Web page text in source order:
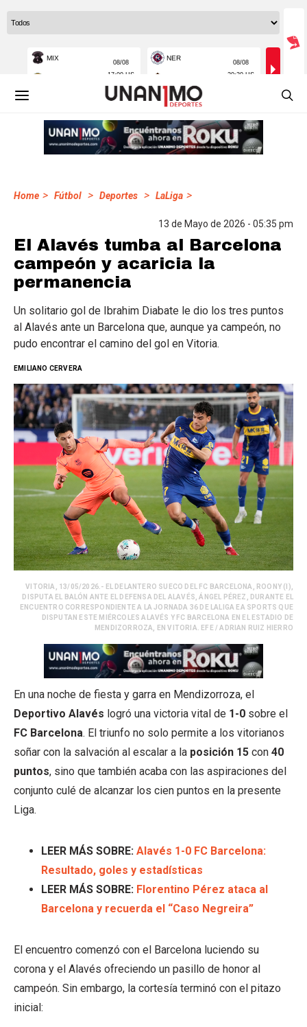
Home > Fútbol > Deportes > LaLiga >
13 de Mayo de 2026 - 05:35 pm
El Alavés tumba al Barcelona
campeón y acaricia la
permanencia
Un solitario gol de Ibrahim Diabate le dio los tres puntos
al Alavés ante un Barcelona que, aunque ya campeón, no
pudo encontrar el camino del gol en Vitoria.
EMILIANO CERVERA
VITORIA, 13/05/2026.- EL DELANTERO SUECO DEL FC BARCELONA, ROONY (I),
DISPUTA EL BALÓN ANTE EL DEFENSA DEL ALAVÉS, ÁNGEL PÉREZ, DURANTE EL
ENCUENTRO CORRESPONDIENTE A LA JORNADA 36 DE LALIGA EA SPORTS QUE
DISPUTAN ESTE MIÉRCOLES ALAVÉS Y FC BARCELONA EN EL ESTADIO DE
MENDIZORROZA, EN VITORIA. EFE / ADRIAN RUIZ HIERRO
En una noche de fiesta y garra en Mendizorroza, el
Deportivo Alavés logró una victoria vital de 1-0 sobre el
FC Barcelona. El triunfo no solo permite a los vitorianos
soñar con la salvación al escalar a la posición 15 con 40
puntos, sino que también acaba con las aspiraciones del
conjunto culé de alcanzar los cien puntos en la presente
Liga.
LEER MÁS SOBRE: Alavés 1-0 FC Barcelona:
Resultado, goles y estadísticas
LEER MÁS SOBRE: Florentino Pérez ataca al
Barcelona y recuerda el “Caso Negreira”
El encuentro comenzó con el Barcelona luciendo su
corona y el Alavés ofreciendo un pasillo de honor al
campeón. Sin embargo, la cortesía terminó con el pitazo
inicial: